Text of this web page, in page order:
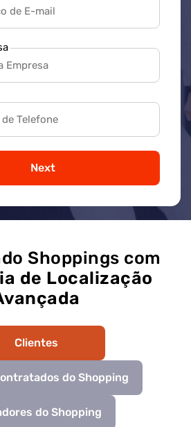
Next
Shoppings com
de Localização
Clientes
do Shopping
do Shopping